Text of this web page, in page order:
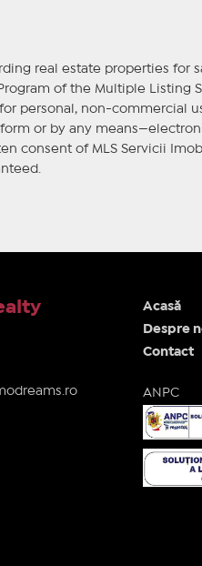
real estate properties
of the Multiple Listing
personal, non-commercial
or by any
consent of MLS Servicii
Acasă
Despre
Contact
ANPC